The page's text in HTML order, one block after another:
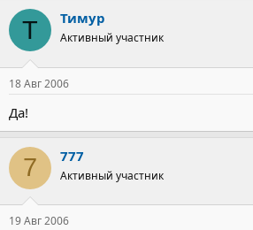
Т Тимур
Активный участник
18 Авг 2006
Да!
7 777
Активный участник
19 Авг 2006